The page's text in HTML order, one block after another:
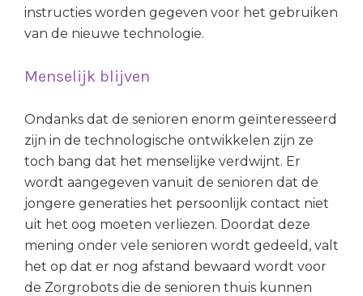
instructies worden gegeven voor het gebruiken
van de nieuwe technologie.
Menselijk blijven
Ondanks dat de senioren enorm geïnteresseerd
zijn in de technologische ontwikkelen zijn ze
toch bang dat het menselijke verdwijnt. Er
wordt aangegeven vanuit de senioren dat de
jongere generaties het persoonlijk contact niet
uit het oog moeten verliezen. Doordat deze
mening onder vele senioren wordt gedeeld, valt
het op dat er nog afstand bewaard wordt voor
de Zorgrobots die de senioren thuis kunnen